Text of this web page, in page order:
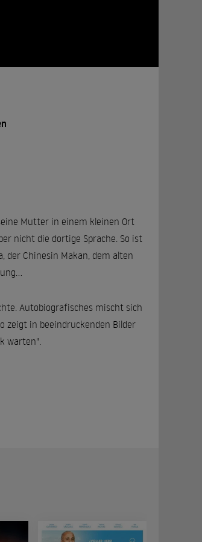
Mutter in einem kleinen Ort
nicht die dortige Sprache. So ist
der Chinesin Makan, dem alten
Autobiografisches mischt sich
zeigt in beeindruckenden Bilder
warten".